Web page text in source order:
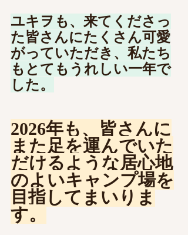
ユキヲも、来てくださっ
た皆さんにたくさん可愛
がっていただき、私たち
もとてもうれしい一年で
した。
2026年も、皆さんに
また足を運んでいた
だけるような居心地
のよいキャンプ場を
目指してまいりま
す。